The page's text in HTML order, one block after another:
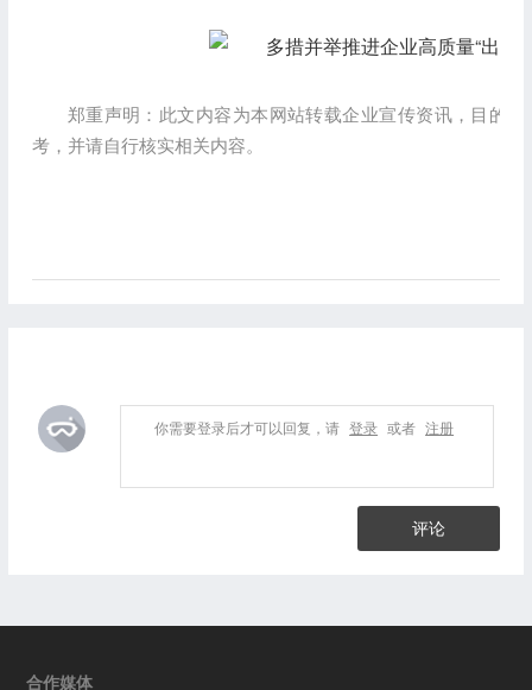
郑重声明：此文内容为本网站转载企业宣传资讯，目的
考，并请自行核实相关内容。
你需要登录后才可以回复，请 登录 或者 注册
评论
合作媒体